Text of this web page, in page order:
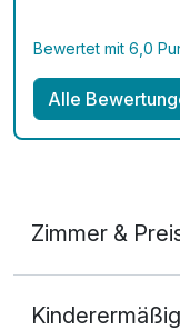
Bewertet mit 6,0
Alle
Zimmer &
2 Erwachsene